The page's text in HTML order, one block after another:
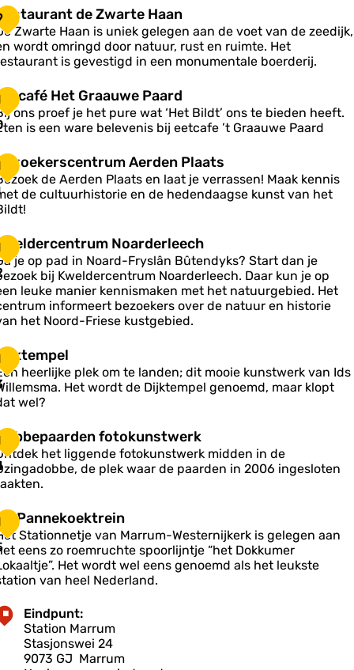
de Zwarte Haan
Zwarte Haan is uniek gelegen aan de voet van de zeedijk,
wordt omringd door natuur, rust en ruimte. Het
is gevestigd in een monumentale boerderij.
Het Graauwe Paard
ons proef je het pure wat ‘Het Bildt’ ons te bieden heeft.
is een ware belevenis bij eetcafe ’t Graauwe Paard
Aerden Plaats
de Aerden Plaats en laat je verrassen! Maak kennis
de cultuurhistorie en de hedendaagse kunst van het
Noarderleech
je op pad in Noard-Fryslân Bûtendyks? Start dan je
bij Kweldercentrum Noarderleech. Daar kun je op
leuke manier kennismaken met het natuurgebied. Het
informeert bezoekers over de natuur en historie
het Noord-Friese kustgebied.
heerlijke plek om te landen; dit mooie kunstwerk van Ids
Het wordt de Dijktempel genoemd, maar klopt
wel?
fotokunstwerk
het liggende fotokunstwerk midden in de
de plek waar de paarden in 2006 ingesloten
Pannekoektrein
Stationnetje van Marrum-Westernijkerk is gelegen aan
eens zo roemruchte spoorlijntje “het Dokkumer
Het wordt wel eens genoemd als het leukste
van heel Nederland.
Eindpunt:
Station Marrum
Stasjonswei 24
9073 GJ Marrum